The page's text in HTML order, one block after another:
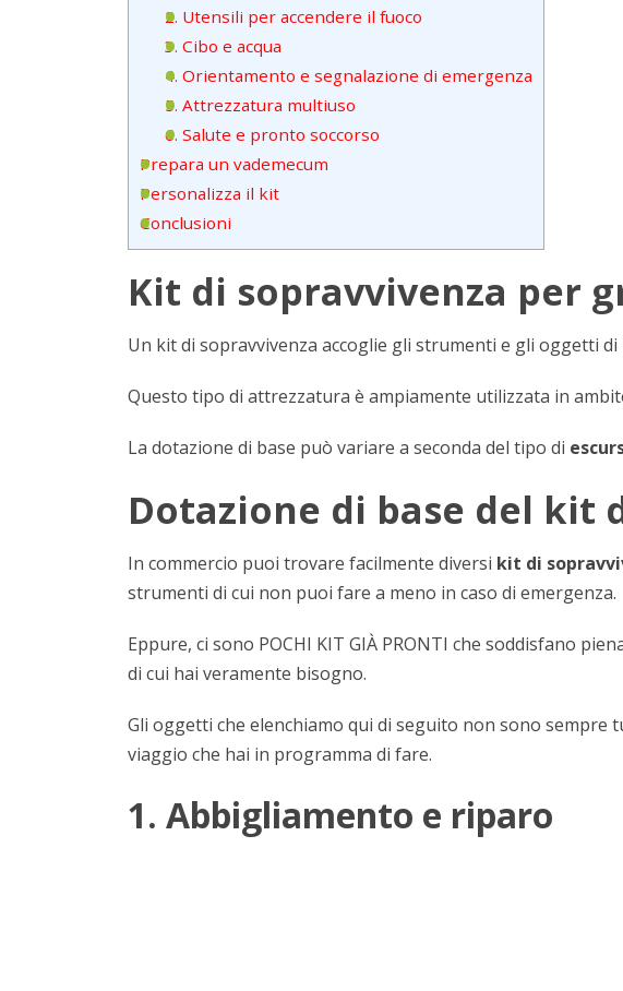
2. Utensili per accendere il fuoco
3. Cibo e acqua
4. Orientamento e segnalazione di emergenza
5. Attrezzatura multiuso
6. Salute e pronto soccorso
Prepara un vademecum
Personalizza il kit
Conclusioni
Kit di sopravvivenza per
Un kit di sopravvivenza accoglie gli strumenti e gli oggetti
Questo tipo di attrezzatura è ampiamente utilizzata in
La dotazione di base può variare a seconda del tipo di
Dotazione di base del kit
In commercio puoi trovare facilmente diversi kit di
strumenti di cui non puoi fare a meno in caso di emergenza.
Eppure, ci sono POCHI KIT GIÀ PRONTI che soddisfano
di cui hai veramente bisogno.
Gli oggetti che elenchiamo qui di seguito non sono
viaggio che hai in programma di fare.
1. Abbigliamento e riparo